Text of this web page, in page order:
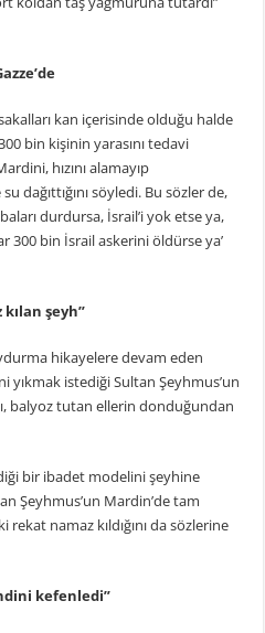
kan içerisinde olduğu halde
bin kişinin yarasını tedavi
hızını alamayıp
dağıttığını söyledi. Bu sözler de,
durdursa, İsrail’i yok etse ya,
300 bin İsrail askerini öldürse ya’
şeyh”
hikayelere devam eden
yıkmak istediği Sultan Şeyhmus’un
balyoz tutan ellerin donduğundan
bir ibadet modelini şeyhine
Şeyhmus’un Mardin’de tam
rekat namaz kıldığını da sözlerine
kefenledi”